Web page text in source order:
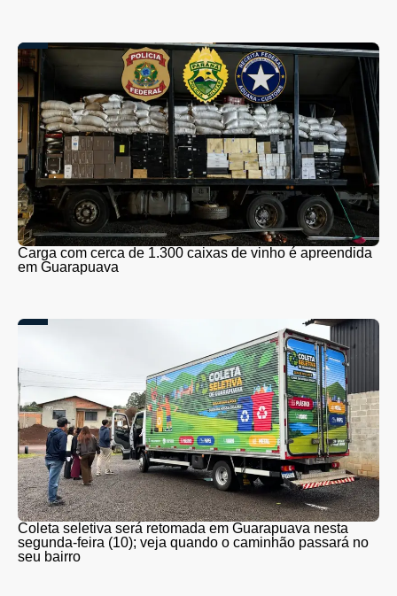
Carga com cerca de 1.300 caixas de vinho é apreendida
em Guarapuava
Coleta seletiva será retomada em Guarapuava nesta
segunda-feira (10); veja quando o caminhão passará no
seu bairro